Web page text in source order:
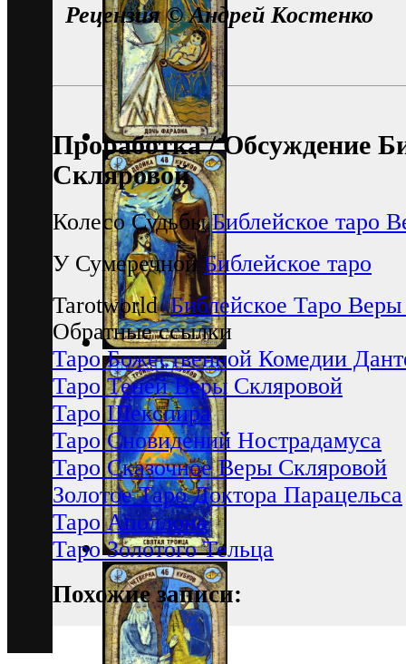
Рецензия©Андрей Костенко
Проработка / Обсуждение
Скляровой
Колесо СудьбыБиблейское таро
У Сумеречной Библейское таро
TarotworldБиблейское Таро
Обратные ссылки
Таро Божественной Комедии
Таро Теней Веры Скляровой
Таро Шекспира
Таро Сновидений Нострадамуса
Таро Сказочное Веры Скляровой
Золотое Таро Доктора Парацельса
Таро Аполлона
Таро Золотого Тельца
Похожие записи: